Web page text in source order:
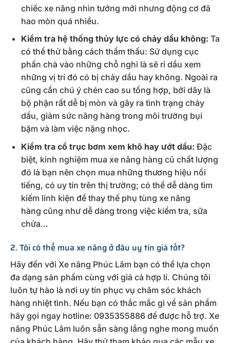
chiếc xe nâng nhìn tưởng mới nhưng động cơ đã
hao mòn quá nhiều.
Kiểm tra hệ thống thủy lực có chảy dầu không: Ta
có thể thử bằng cách thẩm thấu: Sử dụng cục
phấn chà vào những chỗ nghi là sẽ rỉ dầu xem
những vị trí đó có bị chảy dầu hay không. Ngoài ra
cũng cần chú ý chén cao su tổng hợp, bởi dây là
bộ phận rất dễ bị mòn và gây ra tình trạng chảy
dầu, giảm sức nâng hàng trong môi trường bụi
bặm và làm việc nặng nhọc.
Kiểm tra cổ trục bơm xem khô hay ướt dầu: Đặc
biệt, kinh nghiệm mua xe nâng hàng cũ chất lượng
đó là bạn nên chọn mua những thương hiệu nổi
tiếng, có uy tín trên thị trường; có thể dễ dàng tìm
kiếm linh kiện để thay thế phụ tùng xe nâng
hàng cũng như dễ dàng trong việc kiểm tra, sữa
chửa…
2. Tôi có thể mua xe nâng ở đâu uy tín giá tốt?
Hãy đến với Xe nâng Phúc Lâm bạn có thể lựa chọn
đa dạng sản phẩm cùng với giá cả hợp lí. Chúng tôi
luôn tự hào là nơi uy tín phục vụ chăm sóc khách
hàng nhiệt tình. Nếu bạn có thắc mắc gì về sản phẩm
hãy gọi ngay hotline: 0935355886 để được hỗ trợ. Xe
nâng Phúc Lâm luôn sẵn sàng lắng nghe mong muốn